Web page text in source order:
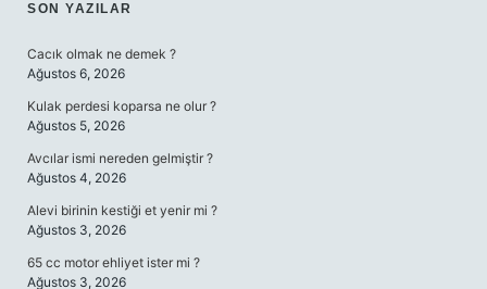
SIDEBAR
SON YAZILAR
Cacık olmak ne demek ?
Ağustos 6, 2026
Kulak perdesi koparsa ne olur ?
Ağustos 5, 2026
Avcılar ismi nereden gelmiştir ?
Ağustos 4, 2026
Alevi birinin kestiği et yenir mi ?
Ağustos 3, 2026
65 cc motor ehliyet ister mi ?
Ağustos 3, 2026